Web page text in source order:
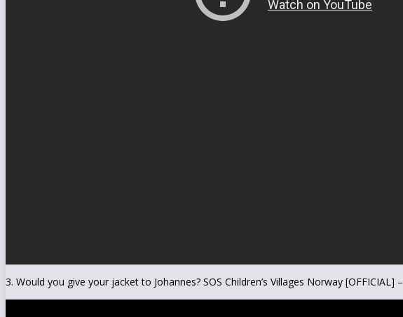
3. Would you give your jacket to Johannes? SOS Children’s Villages Norway [OFFICIAL] –